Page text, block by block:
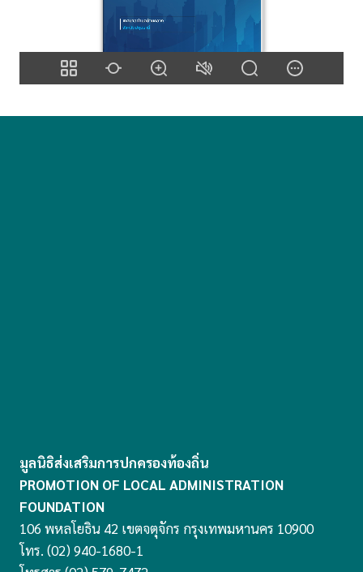
มูลนิธิส่งเสริมการปกครองท้องถิ่น
PROMOTION OF LOCAL ADMINISTRATION
FOUNDATION
106 พหลโยธิน 42 เขตจตุจักร กรุงเทพมหานคร 10900
โทร. (02) 940-1680-1